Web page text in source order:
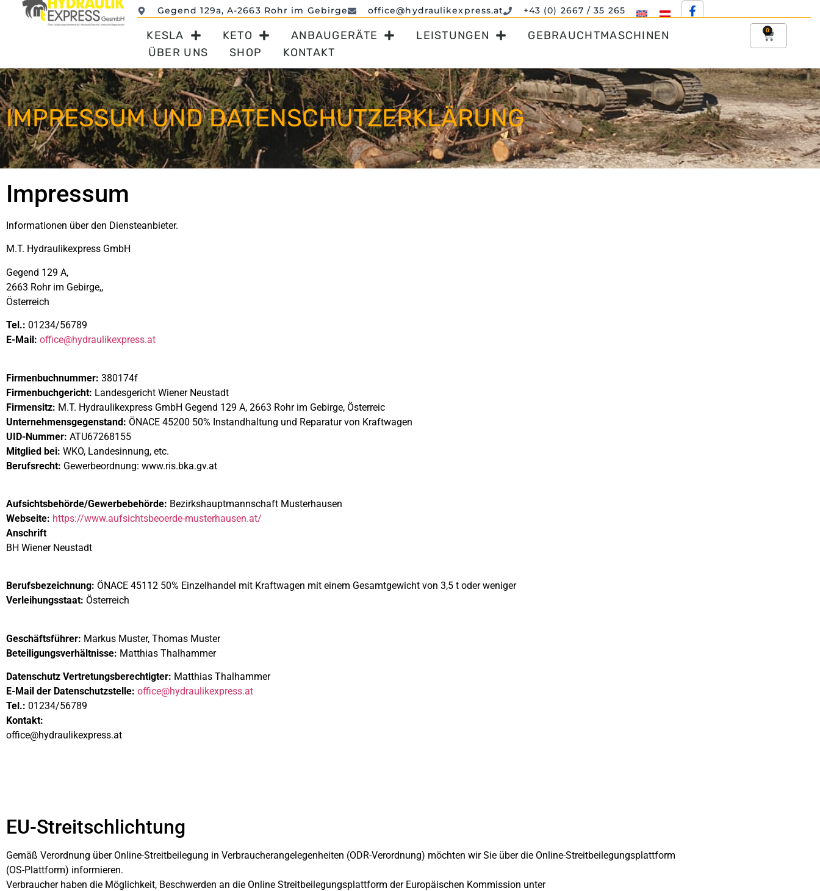
Gegend 129a, A-2663 Rohr im Gebirge office@hydraulikexpress.at +43 (0) 2667 / 35 265
KESLA KETO ANBAUGERÄTE LEISTUNGEN
GEBRAUCHTMASCHINEN
ÜBER UNS
SHOP KONTAKT
0
IMPRESSUM UND DATENSCHUTZERKLÄRUNG
Impressum
Informationen über den Diensteanbieter.
M.T. Hydraulikexpress GmbH
Gegend 129 A,
2663 Rohr im Gebirge,,
Österreich
Tel.: 01234/56789
E-Mail: office@hydraulikexpress.at
Firmenbuchnummer: 380174f
Firmenbuchgericht: Landesgericht Wiener Neustadt
Firmensitz: M.T. Hydraulikexpress GmbH Gegend 129 A, 2663 Rohr im Gebirge, Österreic
Unternehmensgegenstand: ÖNACE 45200 50% Instandhaltung und Reparatur von Kraftwagen
UID-Nummer: ATU67268155
Mitglied bei: WKO, Landesinnung, etc.
Berufsrecht: Gewerbeordnung: www.ris.bka.gv.at
Aufsichtsbehörde/Gewerbebehörde: Bezirkshauptmannschaft Musterhausen
Webseite: https://www.aufsichtsbeoerde-musterhausen.at/
Anschrift
BH Wiener Neustadt
Berufsbezeichnung: ÖNACE 45112 50% Einzelhandel mit Kraftwagen mit einem Gesamtgewicht von 3,5 t oder weniger
Verleihungsstaat: Österreich
Geschäftsführer: Markus Muster, Thomas Muster
Beteiligungsverhältnisse: Matthias Thalhammer
Datenschutz Vertretungsberechtigter: Matthias Thalhammer
E-Mail der Datenschutzstelle: office@hydraulikexpress.at
Tel.: 01234/56789
Kontakt:
office@hydraulikexpress.at
EU-Streitschlichtung
Gemäß Verordnung über Online-Streitbeilegung in Verbraucherangelegenheiten (ODR-Verordnung) möchten wir Sie über die Online-Streitbeilegungsplattform
(OS-Plattform) informieren.
Verbraucher haben die Möglichkeit, Beschwerden an die Online Streitbeilegungsplattform der Europäischen Kommission unter